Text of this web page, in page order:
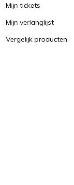
Mijn tickets
Mijn verlanglijst
Vergelijk producten